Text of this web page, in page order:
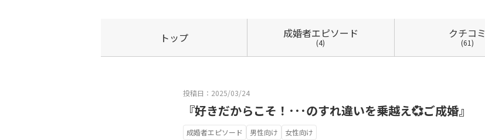
トップ 成婚者エピソード
(4)
クチコミ
(61)
投稿日：2025/03/24
『好きだからこそ！･･･のすれ違いを乗越え💞ご成婚』
成婚者エピソード 男性向け 女性向け